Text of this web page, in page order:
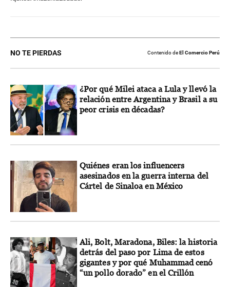
NO TE PIERDAS Contenido deEl Comercio Perú
¿Por qué Milei ataca a Lula y llevó la
relación entre Argentina y Brasil a su
peor crisis en décadas?
Quiénes eran los influencers
asesinados en la guerra interna del
Cártel de Sinaloa en México
Ali, Bolt, Maradona, Biles: la historia
detrás del paso por Lima de estos
gigantes y por qué Muhammad cenó
“un pollo dorado” en el Crillón